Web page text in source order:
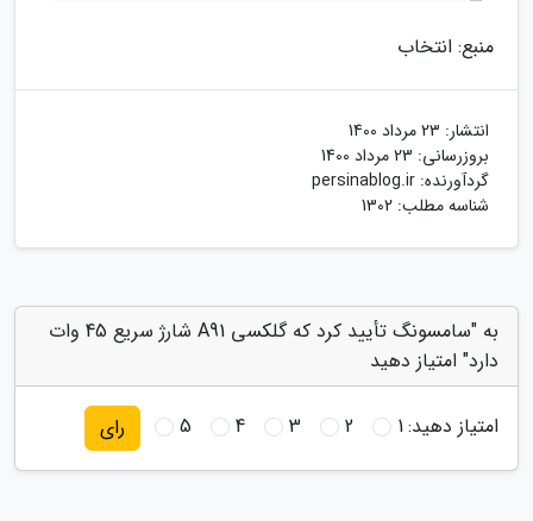
منبع: انتخاب
انتشار: 23 مرداد 1400
بروزرسانی: 23 مرداد 1400
گردآورنده: persinablog.ir
شناسه مطلب: 1302
به "سامسونگ تأیید کرد که گلکسی A91 شارژ سریع 45 وات
دارد" امتیاز دهید
امتیاز دهید:1
2
3
4
5 رای